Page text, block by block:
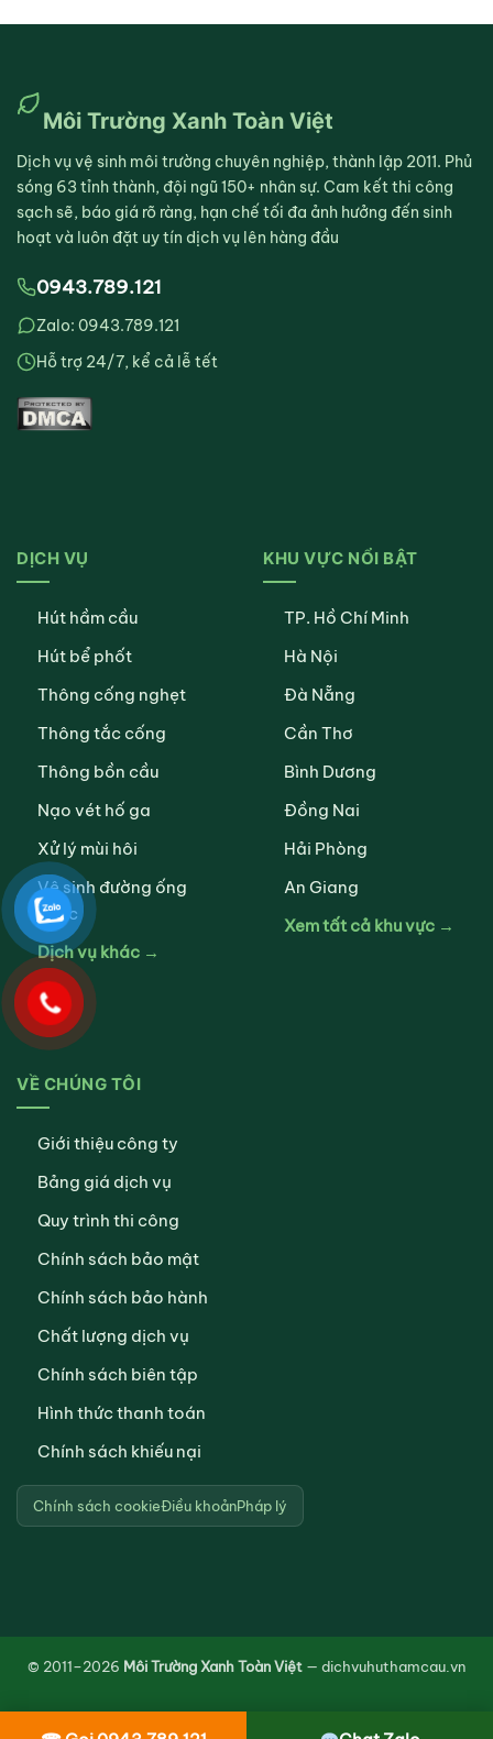
Môi Trường Xanh Toàn Việt
Dịch vụ vệ sinh môi trường chuyên nghiệp, thành lập 2011. Phủ
sóng 63 tỉnh thành, đội ngũ 150+ nhân sự. Cam kết thi công
sạch sẽ, báo giá rõ ràng, hạn chế tối đa ảnh hưởng đến sinh
hoạt và luôn đặt uy tín dịch vụ lên hàng đầu
0943.789.121
Zalo: 0943.789.121
Hỗ trợ 24/7, kể cả lễ tết
DỊCH VỤ
Hút hầm cầu
Hút bể phốt
Thông cống nghẹt
Thông tắc cống
Thông bồn cầu
Nạo vét hố ga
Xử lý mùi hôi
Vệ sinh đường ống
nước
Dịch vụ khác →
KHU VỰC NỔI BẬT
TP. Hồ Chí Minh
Hà Nội
Đà Nẵng
Cần Thơ
Bình Dương
Đồng Nai
Hải Phòng
An Giang
Xem tất cả khu vực →
VỀ CHÚNG TÔI
Giới thiệu công ty
Bảng giá dịch vụ
Quy trình thi công
Chính sách bảo mật
Chính sách bảo hành
Chất lượng dịch vụ
Chính sách biên tập
Hình thức thanh toán
Chính sách khiếu nại
Chính sách cookieĐiều khoảnPháp lý
© 2011–2026 Môi Trường Xanh Toàn Việt — dichvuhuthamcau.vn